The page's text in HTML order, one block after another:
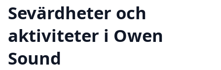
Sevärdheter och
aktiviteter i Owen
Sound